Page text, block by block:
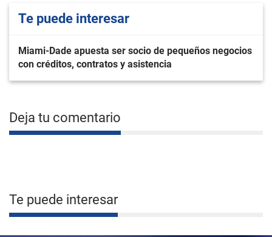
Te puede interesar
Miami-Dade apuesta ser socio de pequeños negocios
con créditos, contratos y asistencia
Deja tu comentario
Te puede interesar